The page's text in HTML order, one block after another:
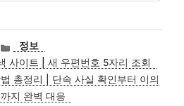
카
테
고
리
정보
사이트 | 새 우편번호 5자리 조회
총정리 | 단속 사실 확인부터 이의
지 완벽 대응